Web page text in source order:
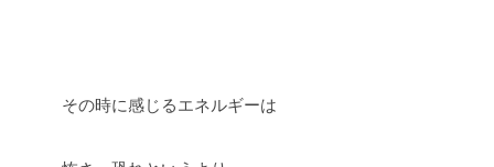
その時に感じるエネルギーは